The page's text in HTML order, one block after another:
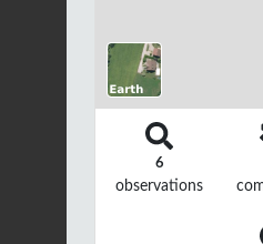
6
observations